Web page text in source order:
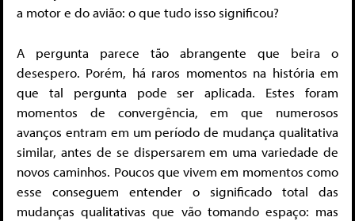
a motor e do avião: o que tudo isso significou?
A pergunta parece tão abrangente que beira o
desespero. Porém, há raros momentos na história em
que tal pergunta pode ser aplicada. Estes foram
momentos de convergência, em que numerosos
avanços entram em um período de mudança qualitativa
similar, antes de se dispersarem em uma variedade de
novos caminhos. Poucos que vivem em momentos como
esse conseguem entender o significado total das
mudanças qualitativas que vão tomando espaço: mas